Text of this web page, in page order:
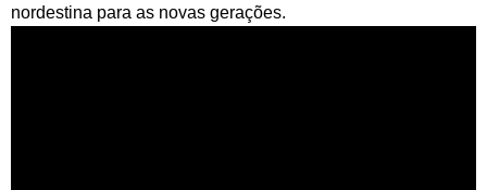
nordestina para as novas gerações.